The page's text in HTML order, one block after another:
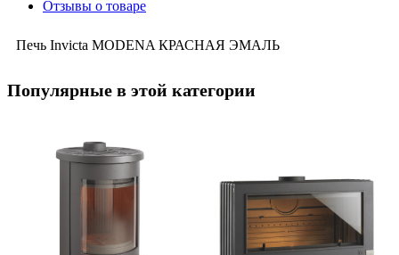
Отзывы о товаре
Печь Invicta MODENA КРАСНАЯ ЭМАЛЬ
Популярные в этой категории